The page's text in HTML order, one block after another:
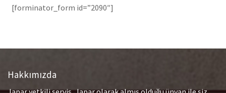
[forminator_form id=”2090″]
Hakkımızda